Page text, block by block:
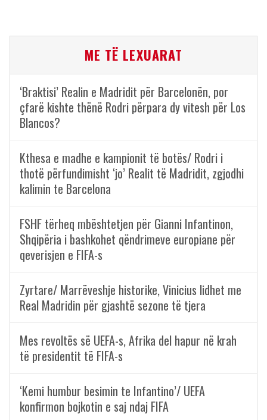
ME TË LEXUARAT
‘Braktisi’ Realin e Madridit për Barcelonën, por
çfarë kishte thënë Rodri përpara dy vitesh për Los
Blancos?
Kthesa e madhe e kampionit të botës/ Rodri i
thotë përfundimisht ‘jo’ Realit të Madridit, zgjodhi
kalimin te Barcelona
FSHF tërheq mbështetjen për Gianni Infantinon,
Shqipëria i bashkohet qëndrimeve europiane për
qeverisjen e FIFA-s
Zyrtare/ Marrëveshje historike, Vinicius lidhet me
Real Madridin për gjashtë sezone të tjera
Mes revoltës së UEFA-s, Afrika del hapur në krah
të presidentit të FIFA-s
‘Kemi humbur besimin te Infantino’/ UEFA
konfirmon bojkotin e saj ndaj FIFA